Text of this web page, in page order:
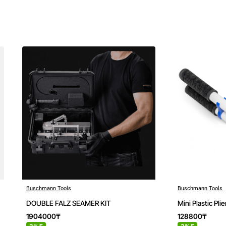
Buschmann Tools
DOUBLE FALZ SEAMER KIT
1904000₸
Buschmann Tools
Mini Plastic
128800₸